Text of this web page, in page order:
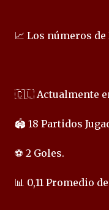
📈 Los números
🇨🇱 Actualmente
🏟️ 18 Partidos
⚽ 2 Goles.
📊 0,11 Promedio